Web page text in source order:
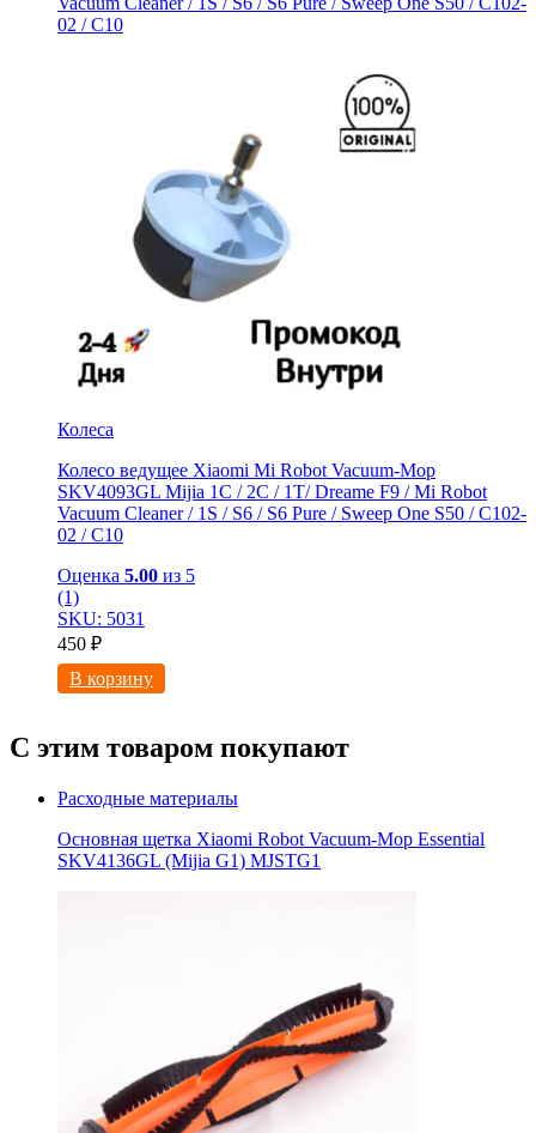
02 / С10
Колеса
Колесо ведущее Xiaomi Mi Robot Vacuum-Mop
SKV4093GL Mijia 1C / 2C / 1T/ Dreame F9 / Mi Robot
Vacuum Cleaner / 1S / S6 / S6 Pure / Sweep One S50 / C102-
02 / С10
Оценка 5.00 из 5
(1)
SKU: 5031
450 ₽
В корзину
С этим товаром покупают
Расходные материалы
Основная щетка Xiaomi Robot Vacuum-Mop Essential
SKV4136GL (Mijia G1) MJSTG1